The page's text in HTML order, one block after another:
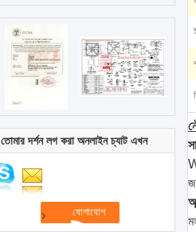
তোমার দর্শন লগ করা অনলাইন চ্যাট এখন